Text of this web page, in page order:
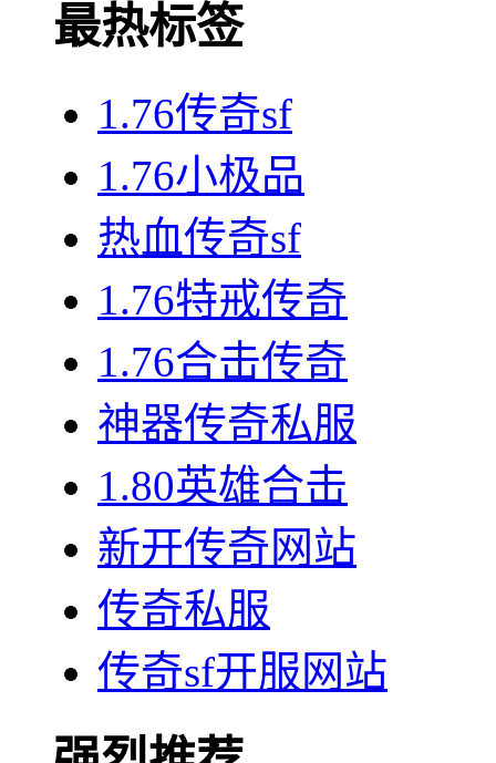
最热标签
1.76传奇sf
1.76小极品
热血传奇sf
1.76特戒传奇
1.76合击传奇
神器传奇私服
1.80英雄合击
新开传奇网站
传奇私服
传奇sf开服网站